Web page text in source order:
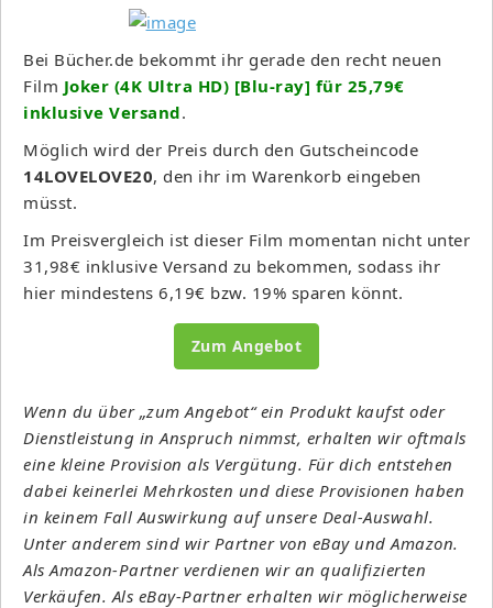
Bei Bücher.de bekommt ihr gerade den recht neuen
Film Joker (4K Ultra HD) [Blu-ray] für 25,79€
inklusive Versand.
Möglich wird der Preis durch den Gutscheincode
14LOVELOVE20, den ihr im Warenkorb eingeben
müsst.
Im Preisvergleich ist dieser Film momentan nicht unter
31,98€ inklusive Versand zu bekommen, sodass ihr
hier mindestens 6,19€ bzw. 19% sparen könnt.
Zum Angebot
Wenn du über „zum Angebot“ ein Produkt kaufst oder
Dienstleistung in Anspruch nimmst, erhalten wir oftmals
eine kleine Provision als Vergütung. Für dich entstehen
dabei keinerlei Mehrkosten und diese Provisionen haben
in keinem Fall Auswirkung auf unsere Deal-Auswahl.
Unter anderem sind wir Partner von eBay und Amazon.
Als Amazon-Partner verdienen wir an qualifizierten
Verkäufen. Als eBay-Partner erhalten wir möglicherweise